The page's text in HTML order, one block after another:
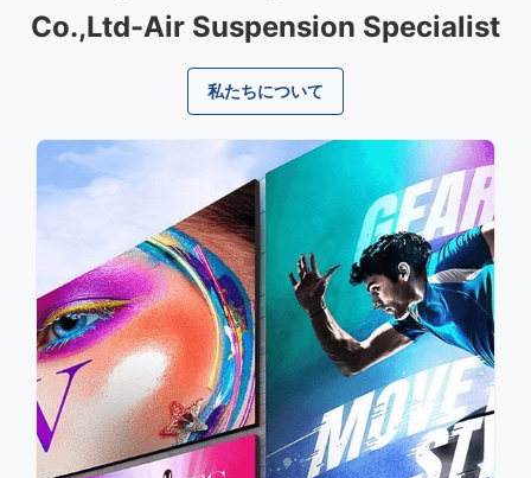
Co.,Ltd-Air Suspension Specialist
私たちについて